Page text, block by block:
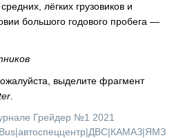
лёгких грузовиков и
большого годового пробега —
выделите фрагмент
Грейдер №1 2021
|автоспеццентр|ДВС|КАМАЗ|ЯМЗ